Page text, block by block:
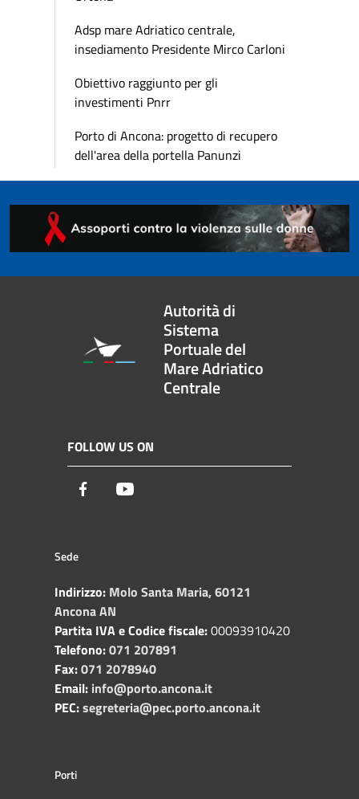
Adsp mare Adriatico centrale,
insediamento Presidente Mirco Carloni
Obiettivo raggiunto per gli
investimenti Pnrr
Porto di Ancona: progetto di recupero
dell'area della portella Panunzi
Autorità di
Sistema
Portuale del
Mare Adriatico
Centrale
FOLLOW US ON
Facebook
Sede
Indirizzo: Molo Santa Maria, 60121
Ancona AN
Partita IVA e Codice fiscale:00093910420
Telefono:071 207891
Fax:071 2078940
Email: info@porto.ancona.it
PEC:segreteria@pec.porto.ancona.it
Porti